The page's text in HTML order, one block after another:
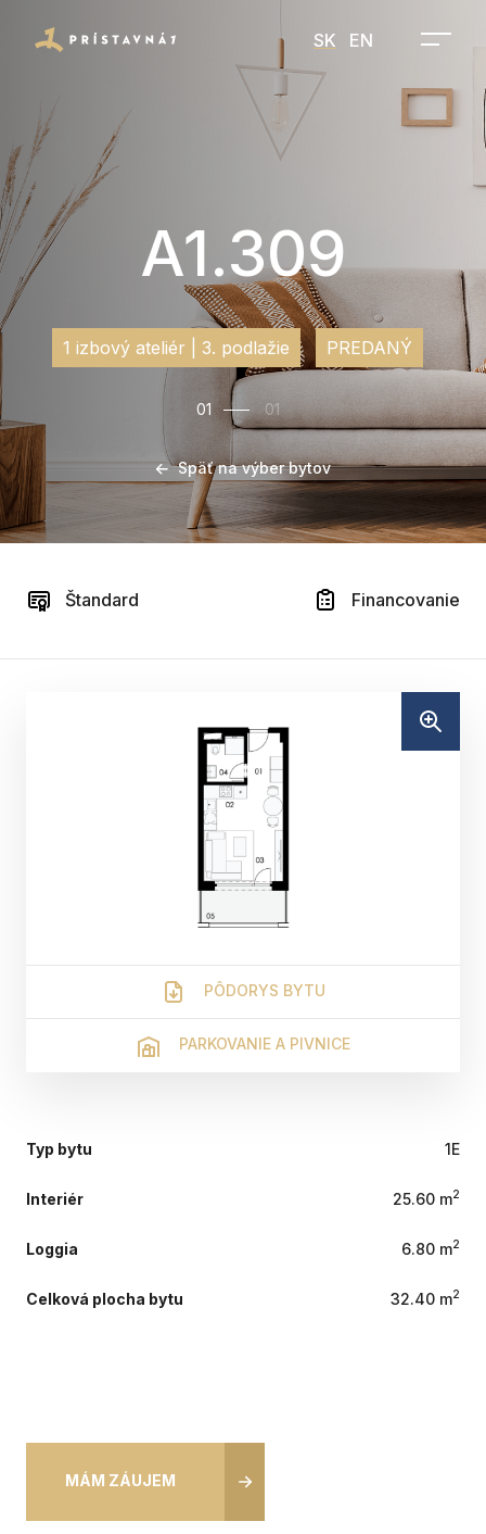
SK EN
A1.309
1 izbový ateliér | 3. podlažie PREDANÝ
01 01
Späť na výber bytov
Štandard Financovanie
Typ bytu 1E
Interiér 25.60 m2
Loggia 6.80 m2
Celková plocha bytu 32.40 m2
MÁM ZÁUJEM
PÔDORYS BYTU
PARKOVANIE A PIVNICE